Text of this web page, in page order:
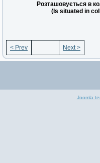
Розташовується в
(Is situated in
< Prev Next >
Joomla